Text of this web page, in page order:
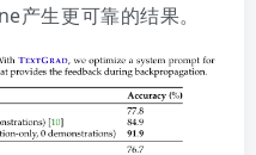
生更可靠的结果。